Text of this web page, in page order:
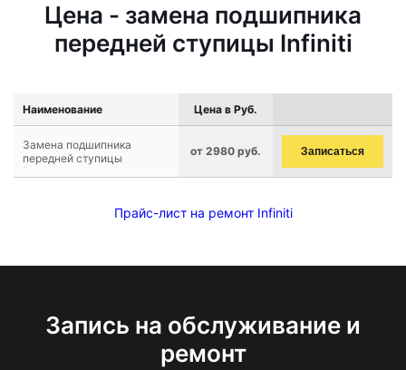
Цена - замена подшипника
передней ступицы Infiniti
Наименование Цена в Руб.
Замена подшипника
передней ступицы
от 2980 руб. Записаться
Прайс-лист на ремонт Infiniti
Запись на обслуживание и
ремонт